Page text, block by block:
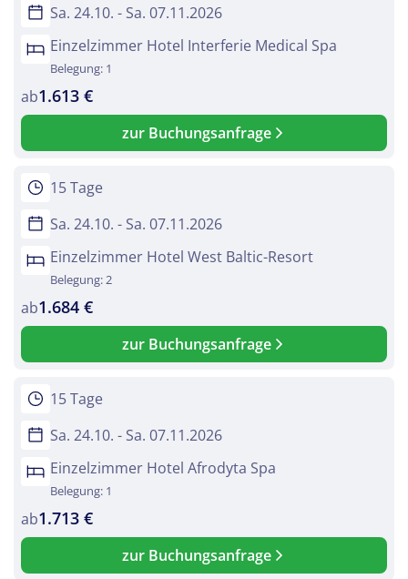
Sa. 24.10. - Sa. 07.11.2026
Einzelzimmer Hotel Interferie Medical Spa
Belegung: 1
ab1.613 €
zur Buchungsanfrage
15 Tage
Sa. 24.10. - Sa. 07.11.2026
Einzelzimmer Hotel West Baltic-Resort
Belegung: 2
ab1.684 €
zur Buchungsanfrage
15 Tage
Sa. 24.10. - Sa. 07.11.2026
Einzelzimmer Hotel Afrodyta Spa
Belegung: 1
ab1.713 €
zur Buchungsanfrage